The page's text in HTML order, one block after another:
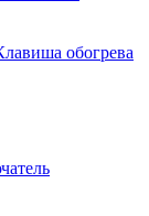
обогрева